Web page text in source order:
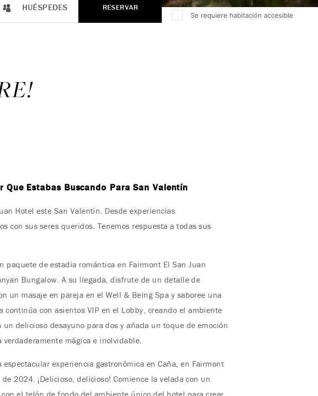
HUÉSPEDES
Se requiere habitación accesible
RESERVAR
Estabas Buscando Para San Valentín
Hotel este San Valentín. Desde experiencias
con sus seres queridos. Tenemos respuesta a todas sus
paquete de estadía romántica en Fairmont El San Juan
Bungalow. A su llegada, disfrute de un detalle de
un masaje en pareja en el Well & Being Spa y saboree una
con asientos VIP en el Lobby, creando el ambiente
delicioso desayuno para dos y añada un toque de emoción
mágica e inolvidable.
espectacular experiencia gastronómica en Caña, en Fairmont
2024. ¡Delicioso, delicioso! Comience la velada con un
el telón de fondo del ambiente único del hotel para crear